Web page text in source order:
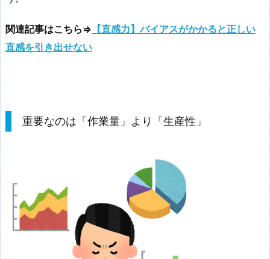
関連記事はこちら⇒ 【直感力】バイアスがかかると正しい
直感を引き出せない
重要なのは「作業量」より「生産性」